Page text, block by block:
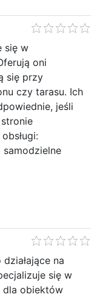
się w
oni
się przy
czy tarasu. Ich
jeśli
na
się w
dla obiektów